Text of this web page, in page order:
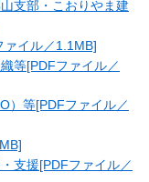
支部・こおりやま建
ァイル／1.1MB]
等[PDFファイル／
）等[PDFファイル／
支援[PDFファイル／